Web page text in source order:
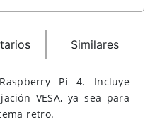
Similares
Pi 4. Incluye
VESA, ya sea para
retro.